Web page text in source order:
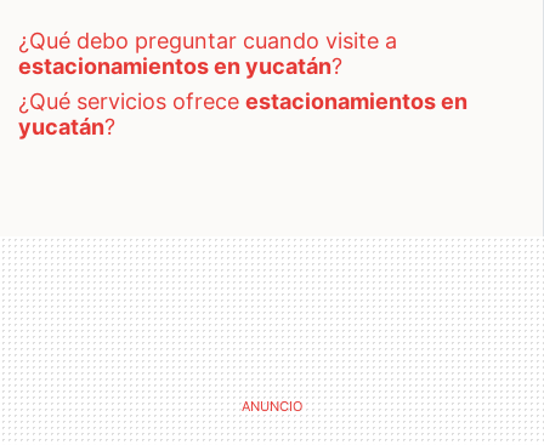
¿qué debo preguntar cuando visite a
estacionamientos en yucatán?
¿qué servicios ofrece estacionamientos en
yucatán?